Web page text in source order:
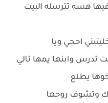
هسه تترسله البيت
احجي ويا
تدرس وابنها يمها تالي
يطلع
وتشوف روحها